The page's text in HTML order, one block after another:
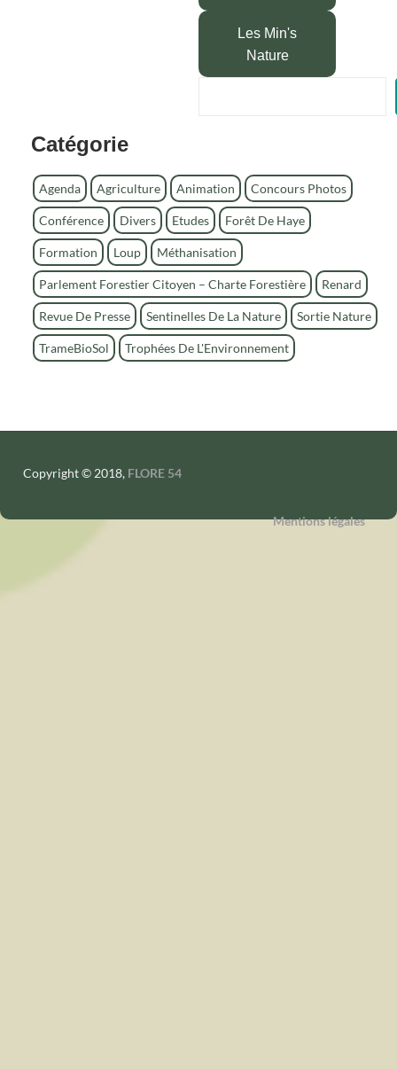
Les Min's
Nature
c
h
e
r
Catégorie
Agenda Agriculture Animation Concours Photos
Conférence Divers Etudes Forêt De Haye
Formation Loup Méthanisation
Parlement Forestier Citoyen – Charte Forestière Renard
Revue De Presse Sentinelles De La Nature Sortie Nature
TrameBioSol Trophées De L'Environnement
Copyright © 2018, FLORE 54
Mentions légales